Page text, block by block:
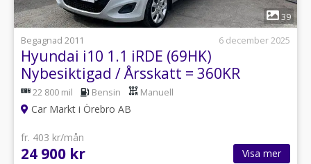
1
39
Begagnad 2011
6 december 2025
Hyundai i10 1.1 iRDE (69HK)
Nybesiktigad / Årsskatt = 360KR
22 800 mil Bensin Manuell
Car Markt i Örebro AB
fr. 403 kr/mån
24 900 kr Visa mer